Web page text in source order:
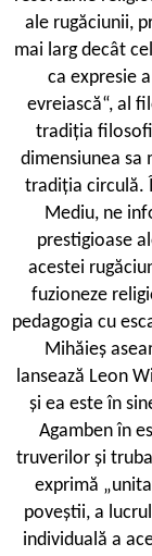
ale rugăciunii,
mai larg decât
ca expresie
evreiască“, al
tradiția
dimensiunea sa
tradiția circulă.
Mediu, ne
prestigioase
acestei
fuzioneze
pedagogia cu
Mihăieș
lansează Leon
și ea este în
Agamben în
truverilor și
exprimă
poveștii, a
individuală a